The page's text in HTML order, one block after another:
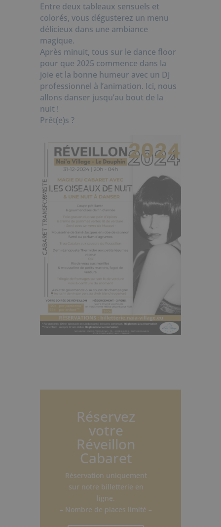
Entre deux tableaux sensuels et
colorés, vous dégusterez un menu
délicieux dans une ambiance
magique.
Après minuit, tous sur le dance floor
pour que 2025 commence dans la
joie et la bonne humeur avec un DJ
professionnel à l’animation. Ici, nous
allons danser jusqu’au bout de la
nuit !
Prêt(e)s ?
Réservez
votre
Réveillon
Cabaret
Réservation uniquement
sur notre billetterie en
ligne.
– Nombre de places limité –